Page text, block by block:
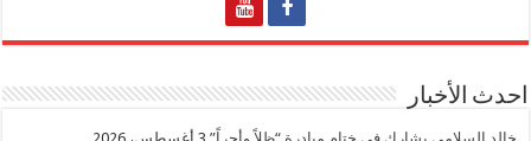
احدث الأخبار